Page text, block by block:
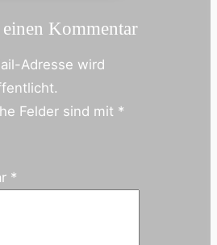
Kommentar
Adresse wird
Felder sind mit *
*